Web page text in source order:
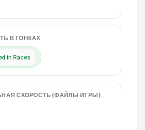
В ГОНКАХ
in Races
СКОРОСТЬ (ФАЙЛЫ ИГРЫ)